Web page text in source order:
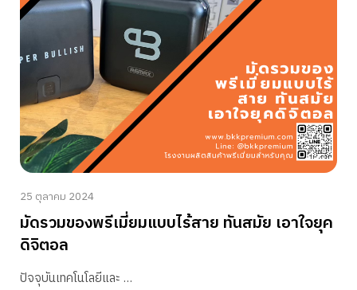
25 ตุลาคม 2024
มัดรวมของพรีเมี่ยมแบบไร้สาย ทันสมัย เอาใจยุค
ดิจิตอล
ปัจจุบันเทคโนโลยีและ …